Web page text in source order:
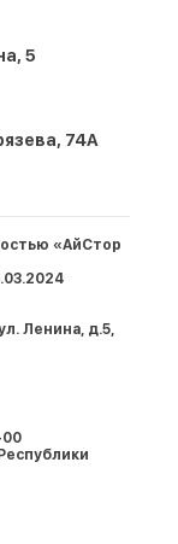
5
74A
«АйСтор
Ленина, д.5,
00